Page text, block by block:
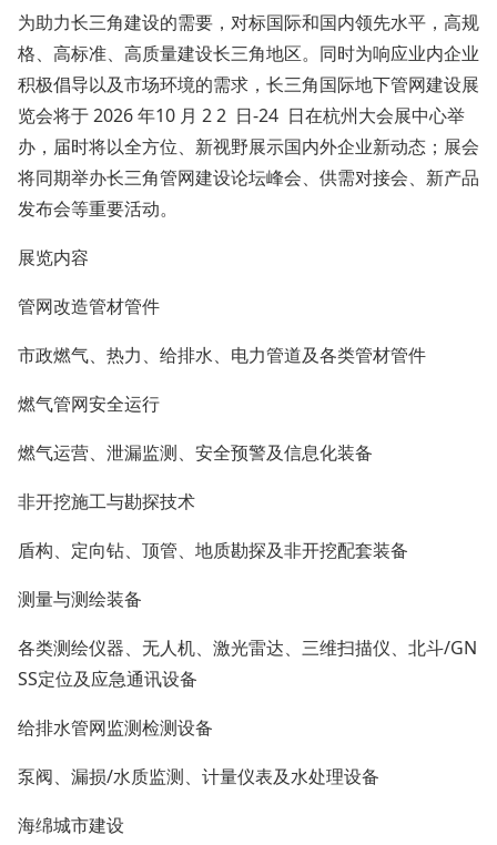
为助力长三角建设的需要，对标国际和国内领先水平，高规
格、高标准、高质量建设长三角地区。同时为响应业内企业
积极倡导以及市场环境的需求，长三角国际地下管网建设展
览会将于 2026 年10 月 2 2 日-24 日在杭州大会展中心举
办，届时将以全方位、新视野展示国内外企业新动态；展会
将同期举办长三角管网建设论坛峰会、供需对接会、新产品
发布会等重要活动。
展览内容
管网改造管材管件
市政燃气、热力、给排水、电力管道及各类管材管件
燃气管网安全运行
燃气运营、泄漏监测、安全预警及信息化装备
非开挖施工与勘探技术
盾构、定向钻、顶管、地质勘探及非开挖配套装备
测量与测绘装备
各类测绘仪器、无人机、激光雷达、三维扫描仪、北斗/GN
SS定位及应急通讯设备
给排水管网监测检测设备
泵阀、漏损/水质监测、计量仪表及水处理设备
海绵城市建设